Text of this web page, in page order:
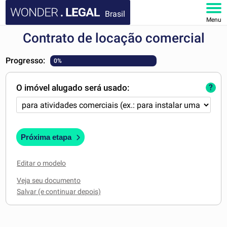
Brasil
Menu
HOME
DOCUMENTOS
FAQ
Contrato de locação comercial
Progresso: 0%
O imóvel alugado será usado: ?
Próxima etapa
Editar o modelo
Veja seu documento